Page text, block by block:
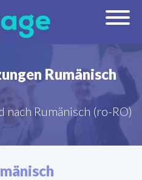
Rumänisch
Rumänisch (ro-RO)